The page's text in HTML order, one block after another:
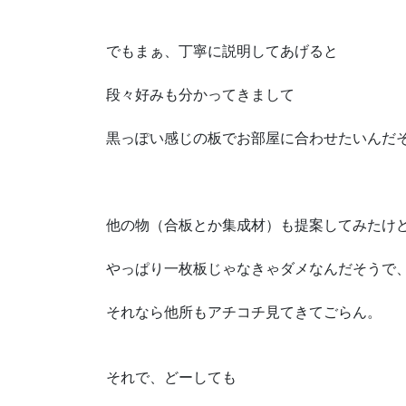
でもまぁ、丁寧に説明してあげると
段々好みも分かってきまして
黒っぽい感じの板でお部屋に合わせたいんだそ
他の物（合板とか集成材）も提案してみたけ
やっぱり一枚板じゃなきゃダメなんだそうで、
それなら他所もアチコチ見てきてごらん。
それで、どーしても